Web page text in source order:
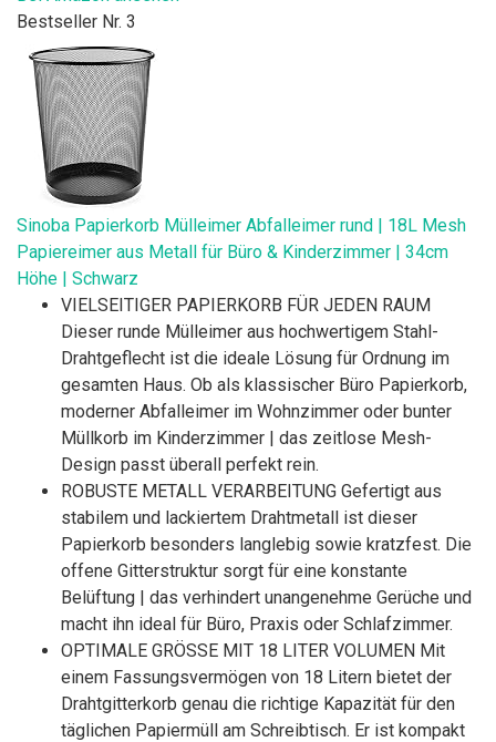
Bestseller Nr. 3
Sinoba Papierkorb Mülleimer Abfalleimer rund | 18L Mesh
Papiereimer aus Metall für Büro & Kinderzimmer | 34cm
Höhe | Schwarz
VIELSEITIGER PAPIERKORB FÜR JEDEN RAUM
Dieser runde Mülleimer aus hochwertigem Stahl-
Drahtgeflecht ist die ideale Lösung für Ordnung im
gesamten Haus. Ob als klassischer Büro Papierkorb,
moderner Abfalleimer im Wohnzimmer oder bunter
Müllkorb im Kinderzimmer | das zeitlose Mesh-
Design passt überall perfekt rein.
ROBUSTE METALL VERARBEITUNG Gefertigt aus
stabilem und lackiertem Drahtmetall ist dieser
Papierkorb besonders langlebig sowie kratzfest. Die
offene Gitterstruktur sorgt für eine konstante
Belüftung | das verhindert unangenehme Gerüche und
macht ihn ideal für Büro, Praxis oder Schlafzimmer.
OPTIMALE GRÖSSE MIT 18 LITER VOLUMEN Mit
einem Fassungsvermögen von 18 Litern bietet der
Drahtgitterkorb genau die richtige Kapazität für den
täglichen Papiermüll am Schreibtisch. Er ist kompakt